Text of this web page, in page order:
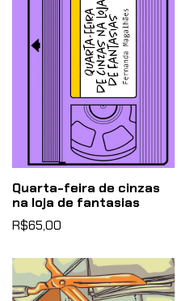
Quarta-feira de cinzas
na loja de fantasias
R$65,00